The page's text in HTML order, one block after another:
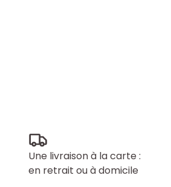
Une livraison à la carte :
en retrait ou à domicile